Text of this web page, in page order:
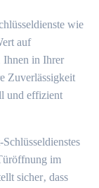
wie
auf
Ihnen in Ihrer
Zuverlässigkeit
und effizient
im
sicher‚ dass